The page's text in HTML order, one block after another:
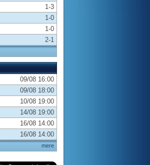
1-3
1-0
1-0
2-1
mere
09/08 16:00
09/08 18:00
10/08 19:00
14/08 19:00
16/08 14:00
16/08 14:00